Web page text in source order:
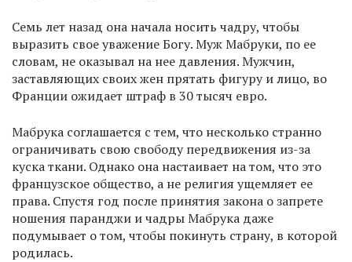
Семь лет назад она начала носить чадру, чтобы
выразить свое уважение Богу. Муж Мабруки, по ее
словам, не оказывал на нее давления. Мужчин,
заставляющих своих жен прятать фигуру и лицо, во
Франции ожидает штраф в 30 тысяч евро.
Мабрука соглашается с тем, что несколько странно
ограничивать свою свободу передвижения из-за
куска ткани. Однако она настаивает на том, что это
французское общество, а не религия ущемляет ее
права. Спустя год после принятия закона о запрете
ношения паранджи и чадры Мабрука даже
подумывает о том, чтобы покинуть страну, в которой
родилась.